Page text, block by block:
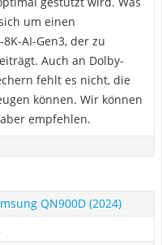
um einen
AI-Gen3, der zu
Auch an Dolby-
fehlt es nicht, die
können. Wir können
empfehlen.
QN900D (2024)